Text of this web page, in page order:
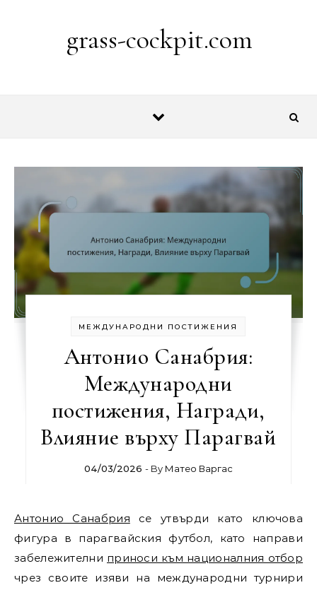
grass-cockpit.com
МЕЖДУНАРОДНИ ПОСТИЖЕНИЯ
Антонио Санабрия:
Международни
постижения, Награди,
Влияние върху Парагвай
04/03/2026 - By Матео Варгас
Антонио Санабрия се утвърди като ключова
фигура в парагвайския футбол, като направи
забележителни приноси към националния отбор
чрез своите изяви на международни турнири